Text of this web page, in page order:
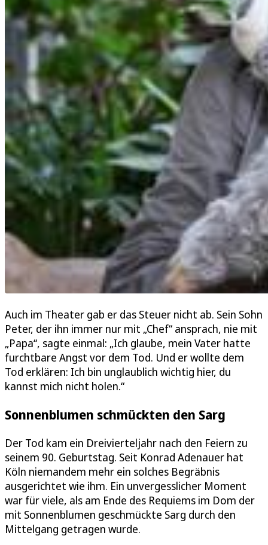
Auch im Theater gab er das Steuer nicht ab. Sein Sohn
Peter, der ihn immer nur mit „Chef“ ansprach, nie mit
„Papa“, sagte einmal: „Ich glaube, mein Vater hatte
furchtbare Angst vor dem Tod. Und er wollte dem
Tod erklären: Ich bin unglaublich wichtig hier, du
kannst mich nicht holen.“
Sonnenblumen schmückten den Sarg
Der Tod kam ein Dreivierteljahr nach den Feiern zu
seinem 90. Geburtstag. Seit Konrad Adenauer hat
Köln niemandem mehr ein solches Begräbnis
ausgerichtet wie ihm. Ein unvergesslicher Moment
war für viele, als am Ende des Requiems im Dom der
mit Sonnenblumen geschmückte Sarg durch den
Mittelgang getragen wurde.